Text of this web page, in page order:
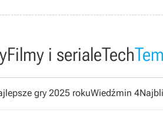
Filmy i serialeTech
gry 2025 rokuWiedźmin 4